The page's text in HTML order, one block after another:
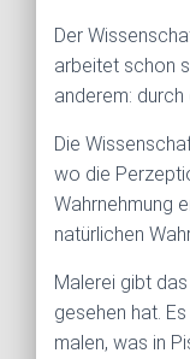
Der
arbeitet schon
anderem: durch
Die
wo die
Wahrnehmung
natürlichen
Malerei gibt
gesehen hat.
malen, was in